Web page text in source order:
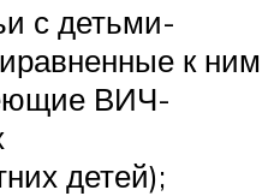
с детьми-
к ним
ВИЧ-
детей);